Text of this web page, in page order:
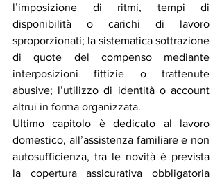
l’imposizione di ritmi, tempi di
disponibilità o carichi di lavoro
sproporzionati; la sistematica sottrazione
di quote del compenso mediante
interposizioni fittizie o trattenute
abusive; l’utilizzo di identità o account
altrui in forma organizzata.
Ultimo capitolo è dedicato al lavoro
domestico, all’assistenza familiare e non
autosufficienza, tra le novità è prevista
la copertura assicurativa obbligatoria